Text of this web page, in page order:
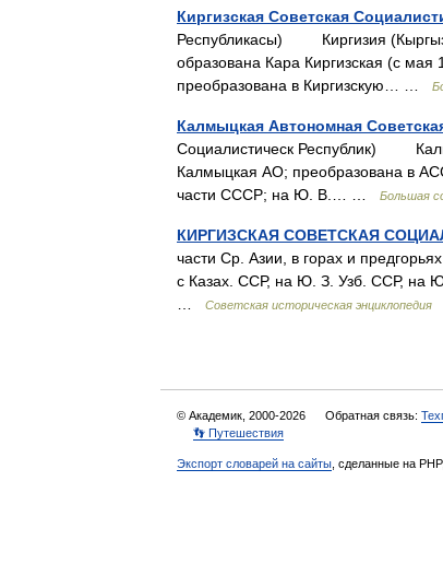
Киргизская Советская
Республикасы) Киргизия
образована Кара Киргизская (с
преобразована в Киргизскую… …
Калмыцкая Автономная
Социалистическ Республик)
Калмыцкая АО; преобразована в
части СССР; на Ю. В.… …
Большая
КИРГИЗСКАЯ СОВЕТСКАЯ
части Ср. Азии, в горах и
с Казах. ССР, на Ю. З. Узб. ССР, на
Советская историческая энциклопедия
© Академик, 2000-2026 Обратная связь:
👣 Путешествия
Экспорт словарей на сайты , сделанные на PHP,